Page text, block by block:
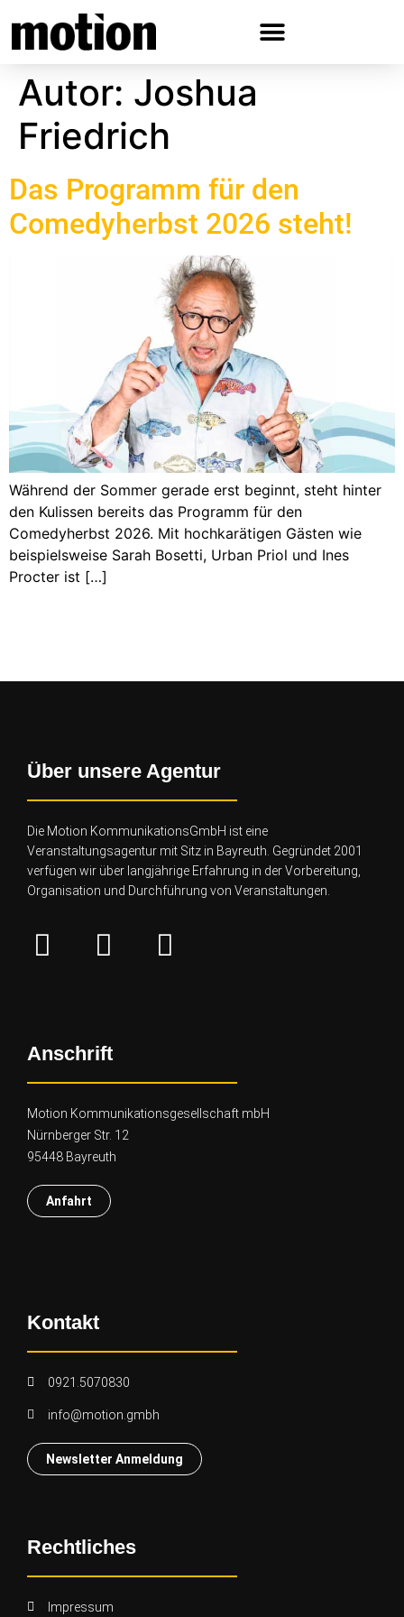
Autor: Joshua
Friedrich
Das Programm für den
Comedyherbst 2026 steht!
Während der Sommer gerade erst beginnt, steht hinter
den Kulissen bereits das Programm für den
Comedyherbst 2026. Mit hochkarätigen Gästen wie
beispielsweise Sarah Bosetti, Urban Priol und Ines
Procter ist […]
Über unsere Agentur
Die Motion KommunikationsGmbH ist eine
Veranstaltungsagentur mit Sitz in Bayreuth. Gegründet 2001
verfügen wir über langjährige Erfahrung in der Vorbereitung,
Organisation und Durchführung von Veranstaltungen.
Anschrift
Motion Kommunikationsgesellschaft mbH
Nürnberger Str. 12
95448 Bayreuth
Anfahrt
Kontakt
0921.5070830
info@motion.gmbh
Newsletter Anmeldung
Rechtliches
Impressum